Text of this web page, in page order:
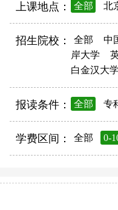
上课地点： 全部 北
招生院校： 全部 中
岸大学
白金汉大学
报读条件： 全部 专
学费区间： 全部 0-